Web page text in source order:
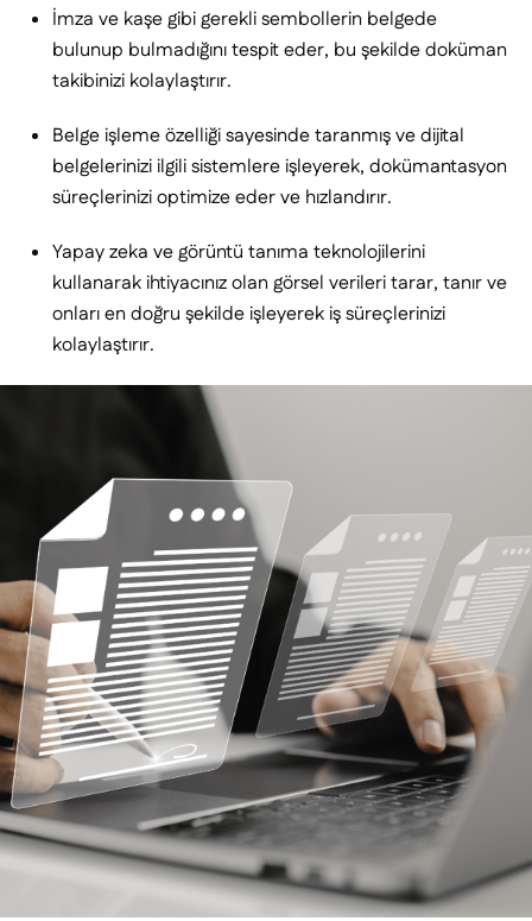
İmza ve kaşe gibi gerekli sembollerin belgede
bulunup bulmadığını tespit eder, bu şekilde doküman
takibinizi kolaylaştırır.
Belge işleme özelliği sayesinde taranmış ve dijital
belgelerinizi ilgili sistemlere işleyerek, dokümantasyon
süreçlerinizi optimize eder ve hızlandırır.
Yapay zeka ve görüntü tanıma teknolojilerini
kullanarak ihtiyacınız olan görsel verileri tarar, tanır ve
onları en doğru şekilde işleyerek iş süreçlerinizi
kolaylaştırır.